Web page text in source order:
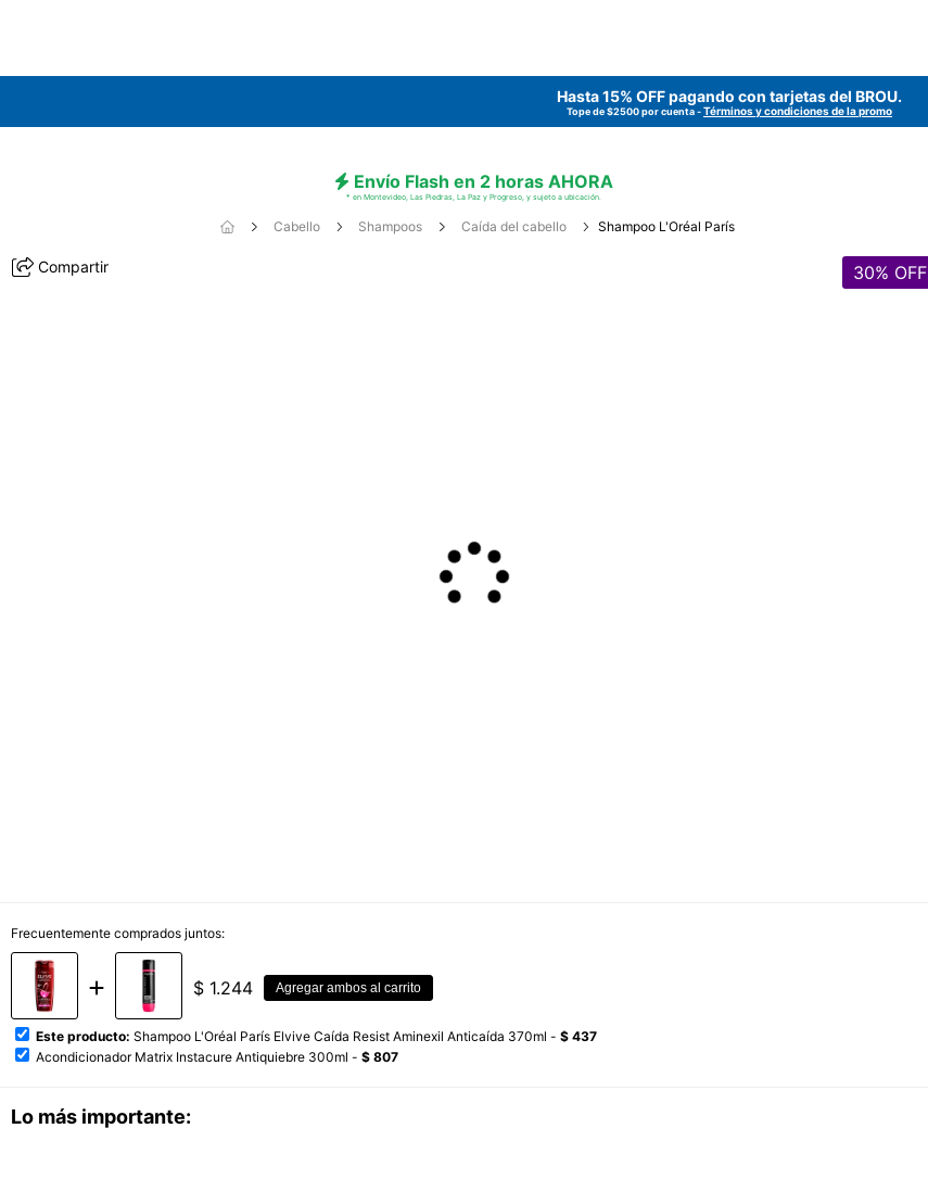
Hasta 15% OFF pagando con tarjetas del BROU.
Tope de $2500 por cuenta -Términos y condiciones de la promo
Envío Flash en 2 horas AHORA
* en Montevideo, Las Piedras, La Paz y Progreso, y sujeto a ubicación.
Cabello Shampoos Caída del cabello Shampoo L'Oréal París
Compartir 30% OFF
Frecuentemente comprados juntos:
$ 1.244 Agregar ambos al carrito
Este producto: Shampoo L'Oréal París Elvive Caída Resist Aminexil Anticaída 370ml - $ 437
Acondicionador Matrix Instacure Antiquiebre 300ml - $ 807
Lo más importante: